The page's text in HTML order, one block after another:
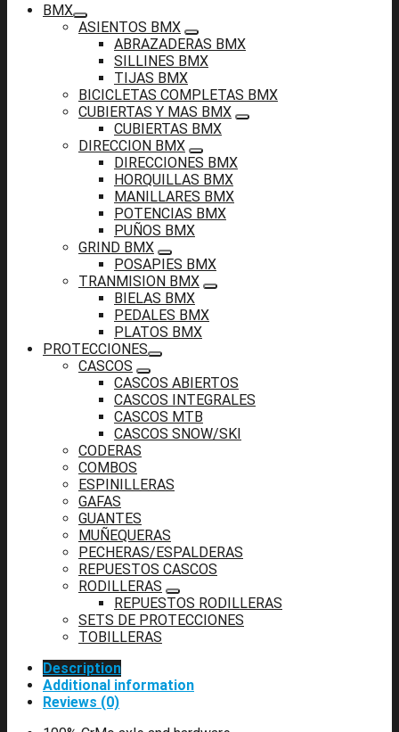
BMX
ASIENTOS BMX
ABRAZADERAS BMX
SILLINES BMX
TIJAS BMX
BICICLETAS COMPLETAS BMX
CUBIERTAS Y MAS BMX
CUBIERTAS BMX
DIRECCION BMX
DIRECCIONES BMX
HORQUILLAS BMX
MANILLARES BMX
POTENCIAS BMX
PUÑOS BMX
GRIND BMX
POSAPIES BMX
TRANMISION BMX
BIELAS BMX
PEDALES BMX
PLATOS BMX
PROTECCIONES
CASCOS
CASCOS ABIERTOS
CASCOS INTEGRALES
CASCOS MTB
CASCOS SNOW/SKI
CODERAS
COMBOS
ESPINILLERAS
GAFAS
GUANTES
MUÑEQUERAS
PECHERAS/ESPALDERAS
REPUESTOS CASCOS
RODILLERAS
REPUESTOS RODILLERAS
SETS DE PROTECCIONES
TOBILLERAS
Description
Additional information
Reviews (0)